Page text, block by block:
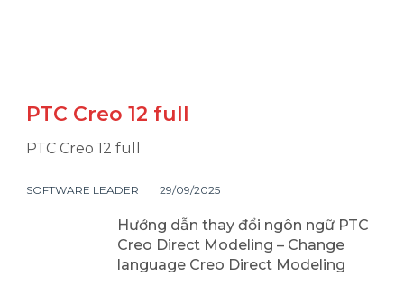
PTC Creo 12 full
PTC Creo 12 full
SOFTWARE LEADER 29/09/2025
Hướng dẫn thay đổi ngôn ngữ PTC
Creo Direct Modeling – Change
language Creo Direct Modeling